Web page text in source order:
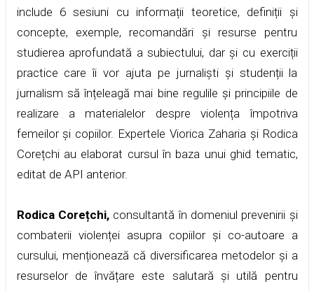
include 6 sesiuni cu informații teoretice, definiții și
concepte, exemple, recomandări și resurse pentru
studierea aprofundată a subiectului, dar și cu exerciții
practice care îi vor ajuta pe jurnaliști și studenții la
jurnalism să înțeleagă mai bine regulile și principiile de
realizare a materialelor despre violența împotriva
femeilor și copiilor. Expertele Viorica Zaharia și Rodica
Corețchi au elaborat cursul în baza unui ghid tematic,
editat de API anterior.
Rodica Corețchi,consultantă în domeniul prevenirii și
combaterii violenței asupra copiilor și co-autoare a
cursului, menționează că diversificarea metodelor și a
resurselor de învățare este salutară și utilă pentru